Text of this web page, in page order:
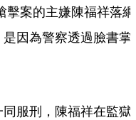
案的主嫌陳福祥落網
因為警察透過臉書掌
服刑，陳福祥在監獄